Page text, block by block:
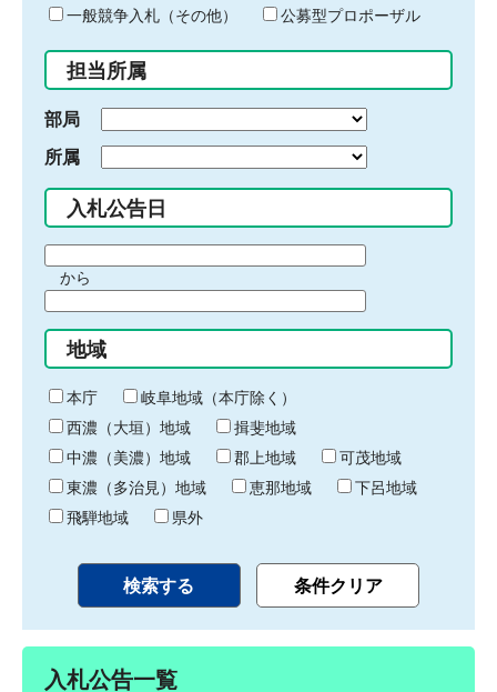
ド
入
力
一般競争入札（その他）
公募型プロポーザル
担当所属
部局
所属
入札公告日
間
始
り
から
間
終
わ
り
地域
本庁
岐阜地域（本庁除く）
西濃（大垣）地域
揖斐地域
中濃（美濃）地域
郡上地域
可茂地域
東濃（多治見）地域
恵那地域
下呂地域
飛騨地域
県外
入札公告一覧